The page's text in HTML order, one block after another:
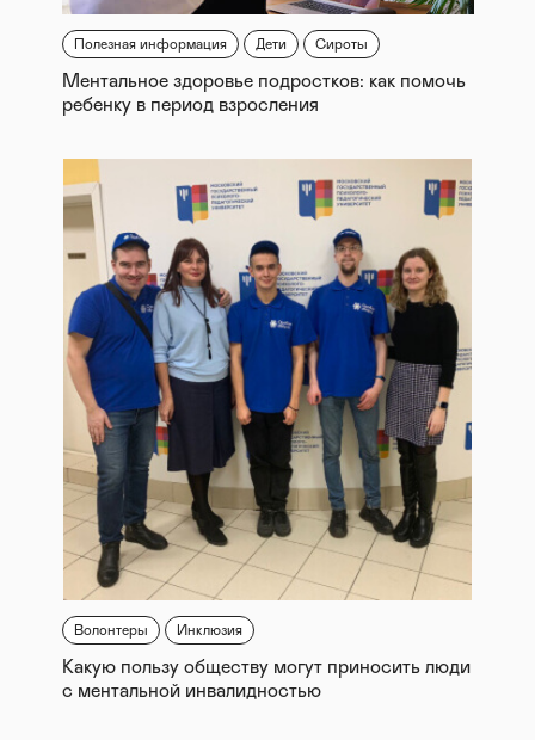
Полезная информация Дети Сироты
Ментальное здоровье подростков: как помочь
ребенку в период взросления
Волонтеры Инклюзия
Какую пользу обществу могут приносить люди
с ментальной инвалидностью